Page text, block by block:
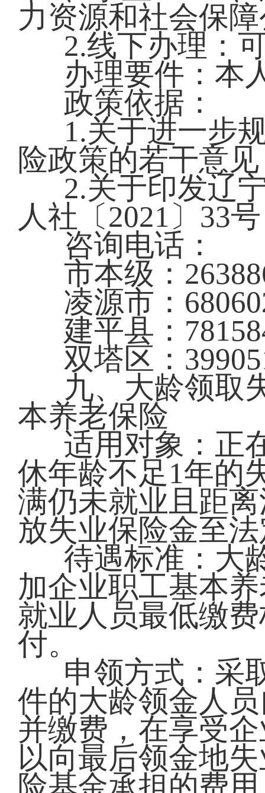
力资源和社会保
2.线下办理：
办理要件：本
政策依据：
1.关于进一步
险政策的若干意
2.关于印发辽
人社〔2021〕33
咨询电话：
市本级：
凌源市：
建平县：
双塔区：
九、大龄领取
本养老保险
适用对象：正
休年龄不足1年的
满仍未就业且距
放失业保险金至
待遇标准：大
加企业职工基本
就业人员最低缴
付。
申领方式：采
件的大龄领金人
并缴费，在享受
以向最后领金地